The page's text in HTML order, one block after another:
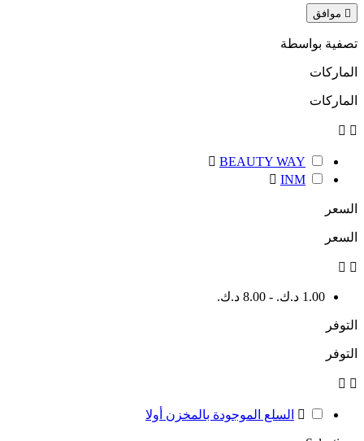

تصفية بواسطة
الماركات
الماركات
 
 BEAUTY WAY
 INM
السعر
السعر
 
1.00 د.ك.‏ - 8.00 د.ك.‏
التوفر
التوفر
 
 السلع الموجودة بالمخزن أولا